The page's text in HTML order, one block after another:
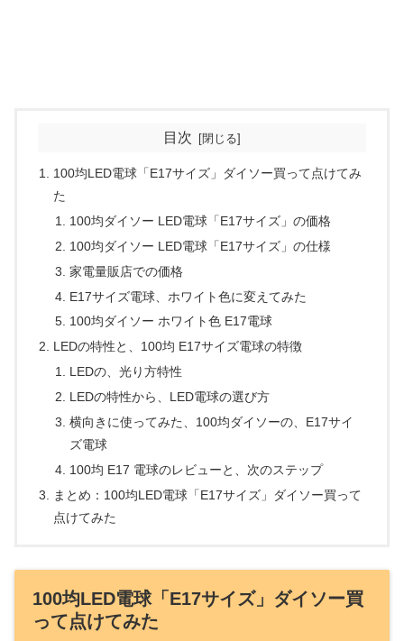
目次
100均LED電球「E17サイズ」ダイソー買って点けてみ
た
100均ダイソー LED電球「E17サイズ」の価格
100均ダイソー LED電球「E17サイズ」の仕様
家電量販店での価格
E17サイズ電球、ホワイト色に変えてみた
100均ダイソー ホワイト色 E17電球
LEDの特性と、100均 E17サイズ電球の特徴
LEDの、光り方特性
LEDの特性から、LED電球の選び方
横向きに使ってみた、100均ダイソーの、E17サイ
ズ電球
100均 E17 電球のレビューと、次のステップ
まとめ：100均LED電球「E17サイズ」ダイソー買って
点けてみた
100均LED電球「E17サイズ」ダイソー買
って点けてみた